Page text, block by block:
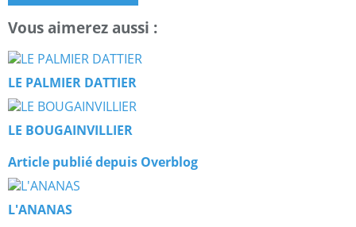
Vous aimerez aussi :
LE PALMIER DATTIER
LE BOUGAINVILLIER
Article publié depuis Overblog
L'ANANAS